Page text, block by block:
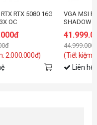
RTX 5080 16G
OC
2.000.000đ)
VGA MSI
SHADOW
(Tiết kiệm:
Liên hệ